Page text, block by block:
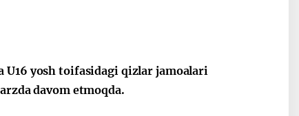
U16 yosh toifasidagi qizlar jamoalari
davom etmoqda.